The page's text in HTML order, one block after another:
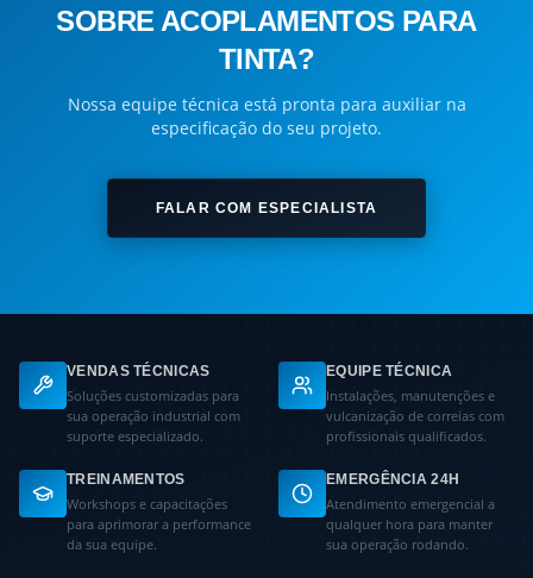
SOBRE ACOPLAMENTOS PARA
TINTA?
Nossa equipe técnica está pronta para auxiliar na
especificação do seu projeto.
FALAR COM ESPECIALISTA
VENDAS TÉCNICAS
Soluções customizadas para
sua operação industrial com
suporte especializado.
EQUIPE TÉCNICA
Instalações, manutenções e
vulcanização de correias com
profissionais qualificados.
TREINAMENTOS
Workshops e capacitações
para aprimorar a performance
da sua equipe.
EMERGÊNCIA 24H
Atendimento emergencial a
qualquer hora para manter
sua operação rodando.